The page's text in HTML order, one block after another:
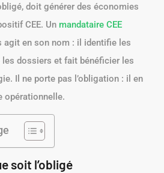
doit générer des économies
CEE. Un mandataire CEE
agit en son nom : il identifie les
dossiers et fait bénéficier les
Il ne porte pas l’obligation : il en
opérationnelle.
soit l’obligé